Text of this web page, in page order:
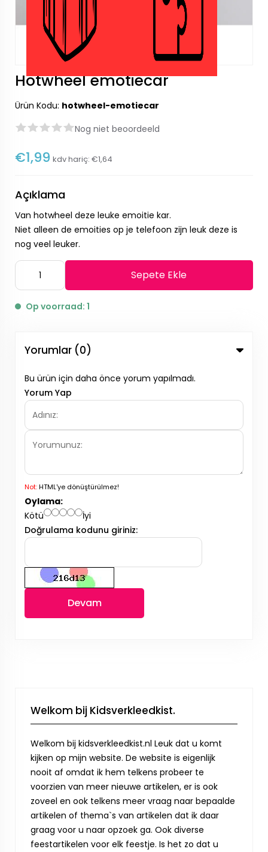
Hotwheel emotiecar
Ürün Kodu: hotwheel-emotiecar
Nog niet beoordeeld
€1,99 kdv hariç: €1,64
Açıklama
Van hotwheel deze leuke emoitie kar.
Niet alleen de emoities op je telefoon zijn leuk deze is
nog veel leuker.
Sepete Ekle
Op voorraad: 1
Yorumlar (0)
Bu ürün için daha önce yorum yapılmadı.
Yorum Yap
Not:HTML'ye dönüştürülmez!
Oylama:
Kötü
İyi
Doğrulama kodunu giriniz:
Devam
Welkom bij Kidsverkleedkist.
Welkom bij kidsverkleedkist.nl Leuk dat u komt
kijken op mijn website. De website is eigenlijk
nooit af omdat ik hem telkens probeer te
voorzien van meer nieuwe artikelen, er is ook
zoveel en ook telkens meer vraag naar bepaalde
artikelen of thema`s van artikelen dat ik daar
graag voor u naar opzoek ga. Ook diverse
feestartikelen voor elk feestje. Is het zo dat u